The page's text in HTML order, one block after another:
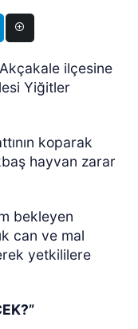
Akçakale ilçesine
Yiğitler
koparak
hayvan zarar
bekleyen
can ve mal
yetkililere